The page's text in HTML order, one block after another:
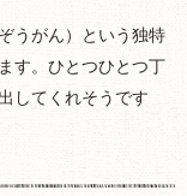
うがん）という独特
す。ひとつひとつ丁
してくれそうです